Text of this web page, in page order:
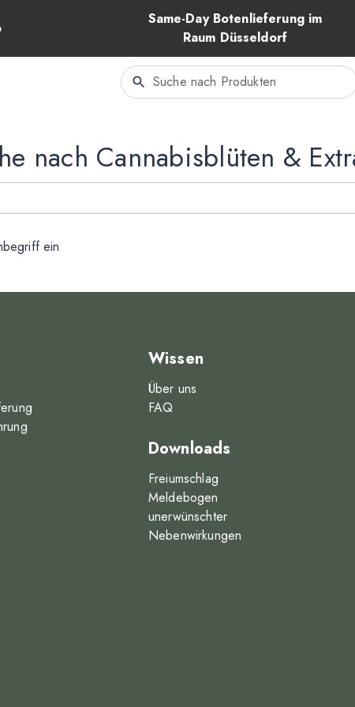
Same-Day Botenlieferung im
Raum Düsseldorf
nach Cannabisblüten &
ein
Wissen
Über uns
FAQ
Downloads
Freiumschlag
Meldebogen
unerwünschter
Nebenwirkungen